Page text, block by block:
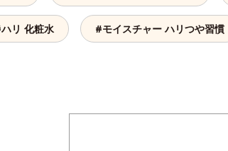
リ 化粧水 #モイスチャー ハリつや習慣